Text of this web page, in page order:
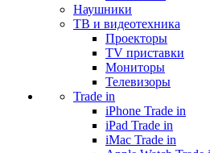
Наушники
ТВ и видеотехника
Проекторы
TV приставки
Мониторы
Телевизоры
Trade in
iPhone Trade in
iPad Trade in
iMac Trade in